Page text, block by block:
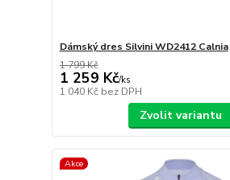
Dámský dres Silvini WD2412 Calnia
1 799 Kč
1 259 Kč/ks
1 040 Kč bez DPH
Zvolit variantu
Akce